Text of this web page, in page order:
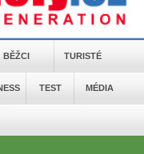
BĚŽCI TURISTÉ
TEST MÉDIA